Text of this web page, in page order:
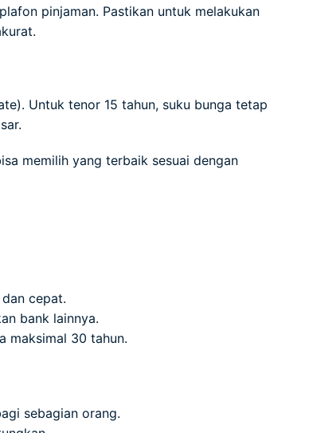
pinjaman. Pastikan untuk melakukan
Untuk tenor 15 tahun, suku bunga tetap
memilih yang terbaik sesuai dengan
cepat.
bank lainnya.
maksimal 30 tahun.
sebagian orang.